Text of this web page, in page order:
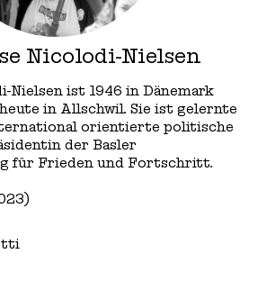
Nicolodi-Nielsen
Nielsen ist 1946 in Dänemark
in Allschwil. Sie ist gelernte
orientierte politische
der Basler
für Frieden und Fortschritt.